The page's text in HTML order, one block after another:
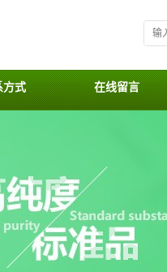
方式 在线留言